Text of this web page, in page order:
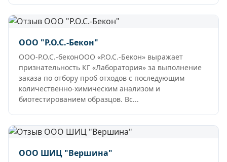
ООО "Р.О.С.-Бекон"
ООО-Р.О.С.-беконООО «Р.О.С.-Бекон» выражает
признательность КГ «Лаборатория» за выполнение
заказа по отбору проб отходов с последующим
количественно-химическим анализом и
биотестированием образцов. Вс...
ООО ШИЦ "Вершина"